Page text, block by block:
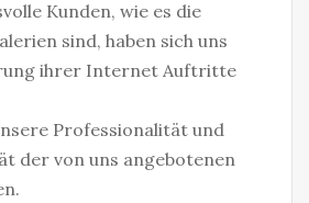
Kunden, wie es die
sind, haben sich uns
ihrer Internet Auftritte
Professionalität und
der von uns angebotenen